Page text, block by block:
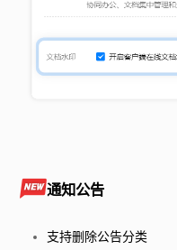
通知公告
支持删除公告分类